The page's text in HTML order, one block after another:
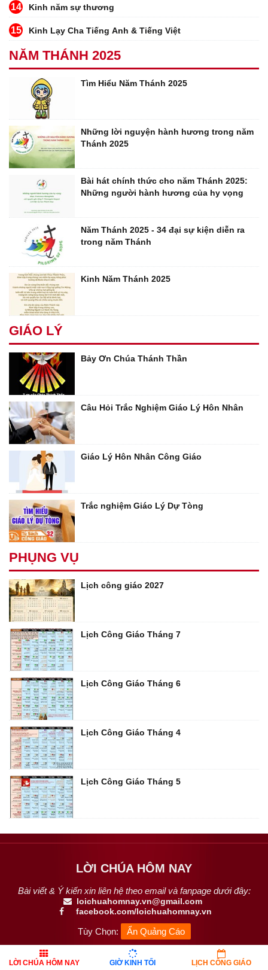
14 Kinh năm sự thương
15 Kinh Lạy Cha Tiếng Anh & Tiếng Việt
NĂM THÁNH 2025
Tìm Hiểu Năm Thánh 2025
Những lời nguyện hành hương trong năm
Thánh 2025
Bài hát chính thức cho năm Thánh 2025:
Những người hành hương của hy vọng
Năm Thánh 2025 - 34 đại sự kiện diễn ra
trong năm Thánh
Kinh Năm Thánh 2025
GIÁO LÝ
Bảy Ơn Chúa Thánh Thần
Câu Hỏi Trắc Nghiệm Giáo Lý Hôn Nhân
Giáo Lý Hôn Nhân Công Giáo
Trắc nghiệm Giáo Lý Dự Tòng
PHỤNG VỤ
Lịch công giáo 2027
Lịch Công Giáo Tháng 7
Lịch Công Giáo Tháng 6
Lịch Công Giáo Tháng 4
Lịch Công Giáo Tháng 5
LỜI CHÚA HÔM NAY
Bài viết & Ý kiến xin liên hệ theo email và fanpage dưới đây:
loichuahomnay.vn@gmail.com
facebook.com/loichuahomnay.vn
Tùy Chọn: Ẩn Quảng Cáo
Trang thông tin Công Giáo ( cập nhật lời Chúa hằng ngày) – Dành cho
LỜI CHÚA HÔM NAY GIỜ KINH TỐI LỊCH CÔNG GIÁO